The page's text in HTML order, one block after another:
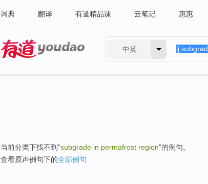
词典 翻译 有道精品课 云笔记 惠惠
中英
当前分类下找不到"subgrade in permafrost region"的例句。
查看原声例句下的全部例句